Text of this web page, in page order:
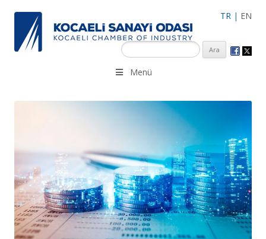
TR | EN
KSO 3500’ü aşkın sanayi kuruluşuna uzman çalışanları ile İzmit
Merkez, Çayırova, Dilovası, Gebze ve İMES OSB’deki ofisleri ile
Menü